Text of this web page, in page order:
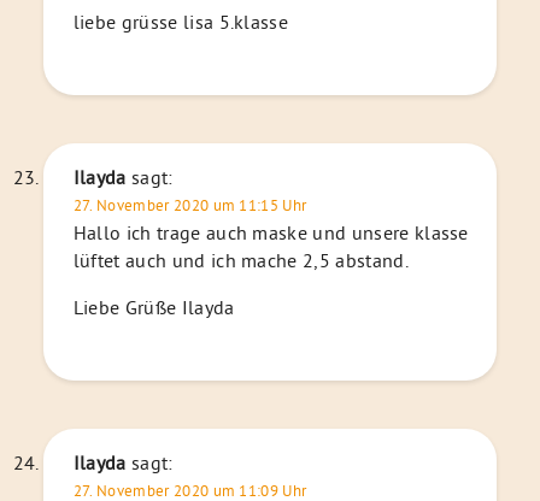
liebe grüsse lisa 5.klasse
Ilayda sagt:
27. November 2020 um 11:15 Uhr
Hallo ich trage auch maske und unsere klasse
lüftet auch und ich mache 2,5 abstand.
Liebe Grüße Ilayda
Ilayda sagt:
27. November 2020 um 11:09 Uhr